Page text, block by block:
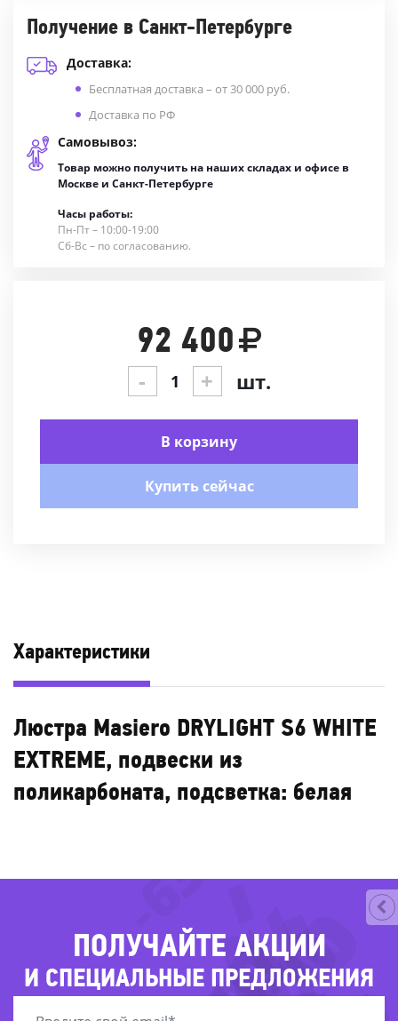
Получение в Санкт-Петербурге
Доставка:
Бесплатная доставка – от 30 000 руб.
Доставка по РФ
Самовывоз:
Товар можно получить на наших складах и офисе в
Москве и Санкт-Петербурге
Часы работы:
Пн-Пт – 10:00-19:00
Сб-Вс – по согласованию.
92 400
- + шт.
В корзину
Купить сейчас
Характеристики
Люстра Masiero DRYLIGHT S6 WHITE
EXTREME, подвески из
поликарбоната, подсветка: белая
ПОЛУЧАЙТЕ АКЦИИ
И СПЕЦИАЛЬНЫЕ ПРЕДЛОЖЕНИЯ
-63%